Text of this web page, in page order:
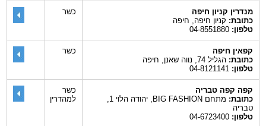
מנדרין קניון חיפה
כתובת:קניון חיפה, חיפה
טלפון:04-8551880
כשר
קפאין חיפה
כתובת:הגליל 74, נווה שאנן, חיפה
טלפון:04-8121141
כשר
קפה קפה טבריה
כתובת:
מתחם BIG FASHION, יהודה הלוי 1,
טבריה
טלפון:04-6723400
כשר
למהדרין